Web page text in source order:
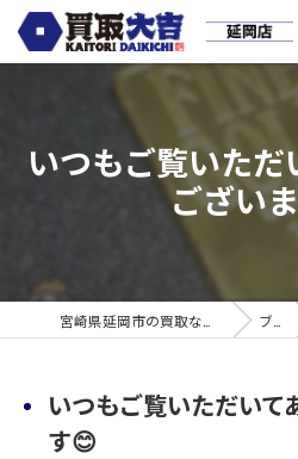
いつもご覧いただ
ござい
ブログ
いつもご覧いただいて
す😊